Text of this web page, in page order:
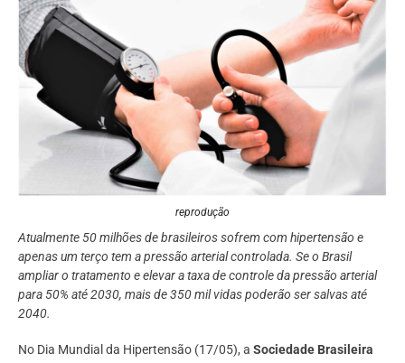
reprodução
Atualmente 50 milhões de brasileiros sofrem com hipertensão e
apenas um terço tem a pressão arterial controlada. Se o Brasil
ampliar o tratamento e elevar a taxa de controle da pressão arterial
para 50% até 2030, mais de 350 mil vidas poderão ser salvas até
2040.
No Dia Mundial da Hipertensão (17/05), a Sociedade Brasileira